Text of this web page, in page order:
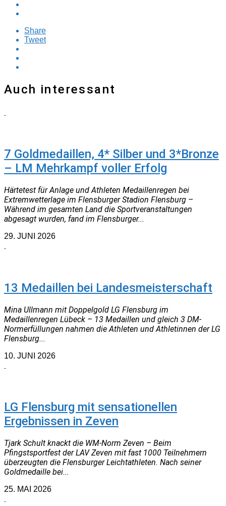
Share
Tweet
Auch interessant
7 Goldmedaillen, 4* Silber und 3*Bronze
– LM Mehrkampf voller Erfolg
Härtetest für Anlage und Athleten Medaillenregen bei
Extremwetterlage im Flensburger Stadion Flensburg –
Während im gesamten Land die Sportveranstaltungen
abgesagt wurden, fand im Flensburger...
29. JUNI 2026
13 Medaillen bei Landesmeisterschaft
Mina Ullmann mit Doppelgold LG Flensburg im
Medaillenregen Lübeck – 13 Medaillen und gleich 3 DM-
Normerfüllungen nahmen die Athleten und Athletinnen der LG
Flensburg...
10. JUNI 2026
LG Flensburg mit sensationellen
Ergebnissen in Zeven
Tjark Schult knackt die WM-Norm Zeven – Beim
Pfingstsportfest der LAV Zeven mit fast 1000 Teilnehmern
überzeugten die Flensburger Leichtathleten. Nach seiner
Goldmedaille bei...
25. MAI 2026